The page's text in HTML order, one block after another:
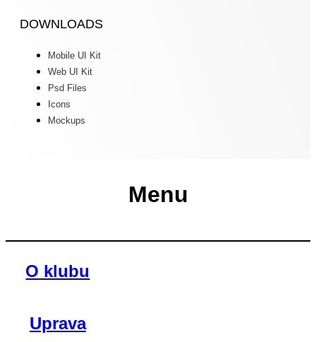
DOWNLOADS
Mobile UI Kit
Web UI Kit
Psd Files
Icons
Mockups
Menu
O klubu
Uprava